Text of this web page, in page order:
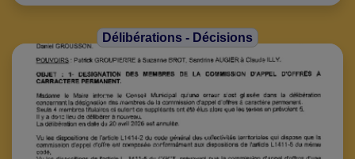
Délibérations - Décisions